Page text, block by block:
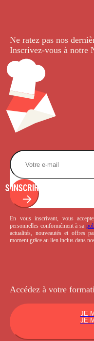
Ne ratez pas nos
Inscrivez-vous à notre
S'INSCRIRE
En vous inscrivant, vous
personnelles conformément à sa
actualités, nouveautés et offres
moment grâce au lien inclus dans
Accédez à votre
JE
JE